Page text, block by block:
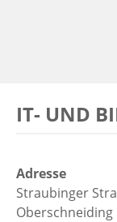
IT- UND
Adresse
Straubinger
Oberschneiding